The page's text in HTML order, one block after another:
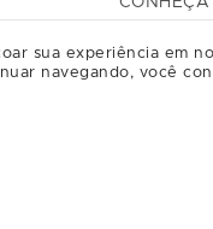
sua experiência em
navegando, você